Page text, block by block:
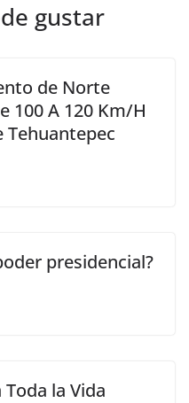
gustar
de Norte
100 A 120 Km/H
Tehuantepec
presidencial?
la Vida